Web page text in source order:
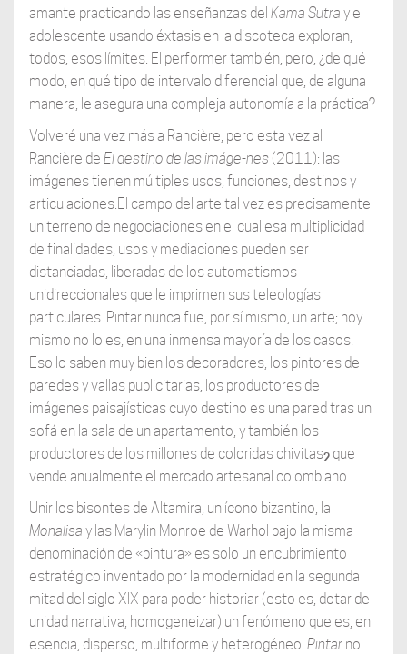
amante practicando las enseñanzas del Kama Sutra y el
adolescente usando éxtasis en la discoteca exploran,
todos, esos límites. El performer también, pero, ¿de qué
modo, en qué tipo de intervalo diferencial que, de alguna
manera, le asegura una compleja autonomía a la práctica?
Volveré una vez más a Rancière, pero esta vez al
Rancière de El destino de las imáge-nes (2011): las
imágenes tienen múltiples usos, funciones, destinos y
articulaciones.El campo del arte tal vez es precisamente
un terreno de negociaciones en el cual esa multiplicidad
de finalidades, usos y mediaciones pueden ser
distanciadas, liberadas de los automatismos
unidireccionales que le imprimen sus teleologías
particulares. Pintar nunca fue, por sí mismo, un arte; hoy
mismo no lo es, en una inmensa mayoría de los casos.
Eso lo saben muy bien los decoradores, los pintores de
paredes y vallas publicitarias, los productores de
imágenes paisajísticas cuyo destino es una pared tras un
sofá en la sala de un apartamento, y también los
productores de los millones de coloridas chivitas2que
vende anualmente el mercado artesanal colombiano.
Unir los bisontes de Altamira, un ícono bizantino, la
Monalisa y las Marylin Monroe de Warhol bajo la misma
denominación de «pintura» es solo un encubrimiento
estratégico inventado por la modernidad en la segunda
mitad del siglo XIX para poder historiar (esto es, dotar de
unidad narrativa, homogeneizar) un fenómeno que es, en
esencia, disperso, multiforme y heterogéneo. Pintarno